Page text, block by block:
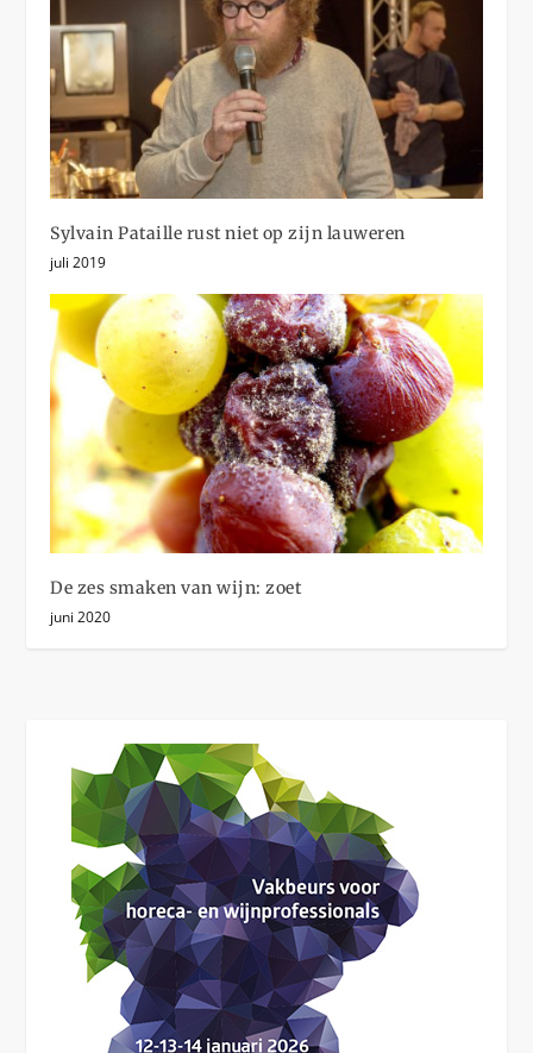
Sylvain Pataille rust niet op zijn lauweren
juli 2019
De zes smaken van wijn: zoet
juni 2020